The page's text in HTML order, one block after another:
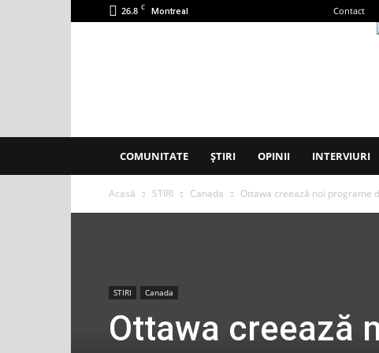
26.8 C Montreal Contact
COMUNITATE ȘTIRI OPINII INTERVIURI
Acasă STIRI Canada Ottawa creează noi programe
STIRI Canada
Ottawa creează